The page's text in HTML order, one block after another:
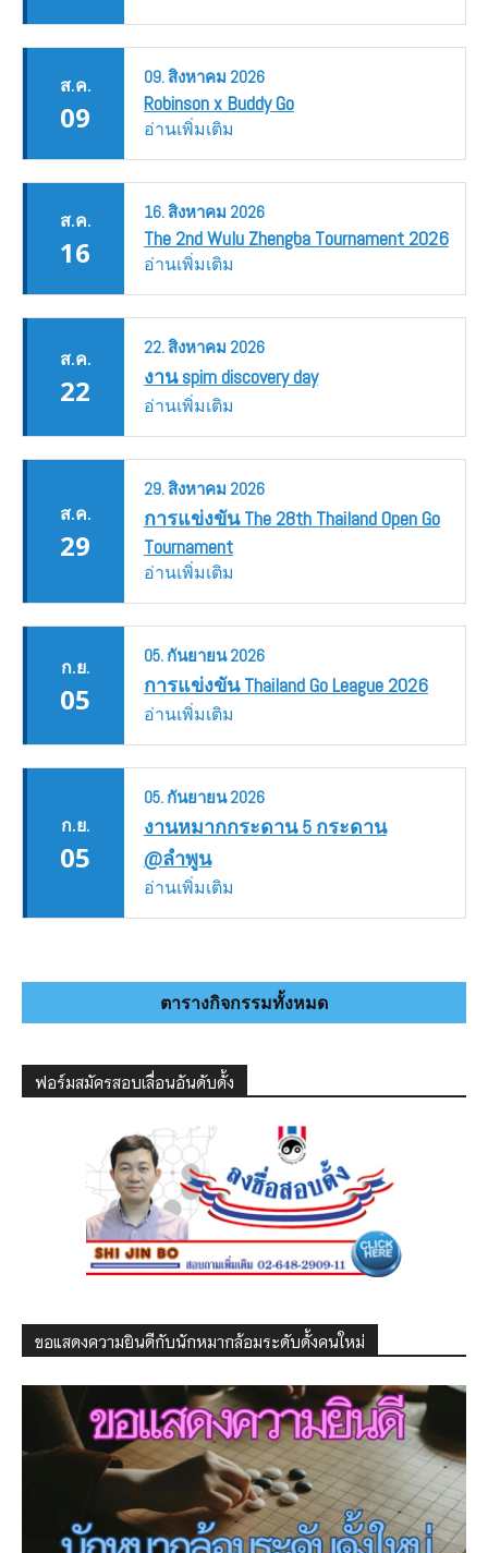
ส.ค.
09
09.สิงหาคม 2026
Robinson x Buddy Go
อ่านเพิ่มเติม
ส.ค.
16
16.สิงหาคม 2026
The 2nd Wulu Zhengba Tournament 2026
อ่านเพิ่มเติม
ส.ค.
22
22.สิงหาคม 2026
งาน spim discovery day
อ่านเพิ่มเติม
ส.ค.
29
29.สิงหาคม 2026
การแข่งขัน The 28th Thailand Open Go
Tournament
อ่านเพิ่มเติม
ก.ย.
05
05. กันยายน2026
การแข่งขัน Thailand Go League 2026
อ่านเพิ่มเติม
ก.ย.
05
05. กันยายน2026
งานหมากกระดาน 5 กระดาน
@ลำพูน
อ่านเพิ่มเติม
ตารางกิจกรรมทั้งหมด
ฟอร์มสมัครสอบเลื่อนอันดับดั้ง
ขอแสดงความยินดีกับนักหมากล้อมระดับดั้งคนใหม่